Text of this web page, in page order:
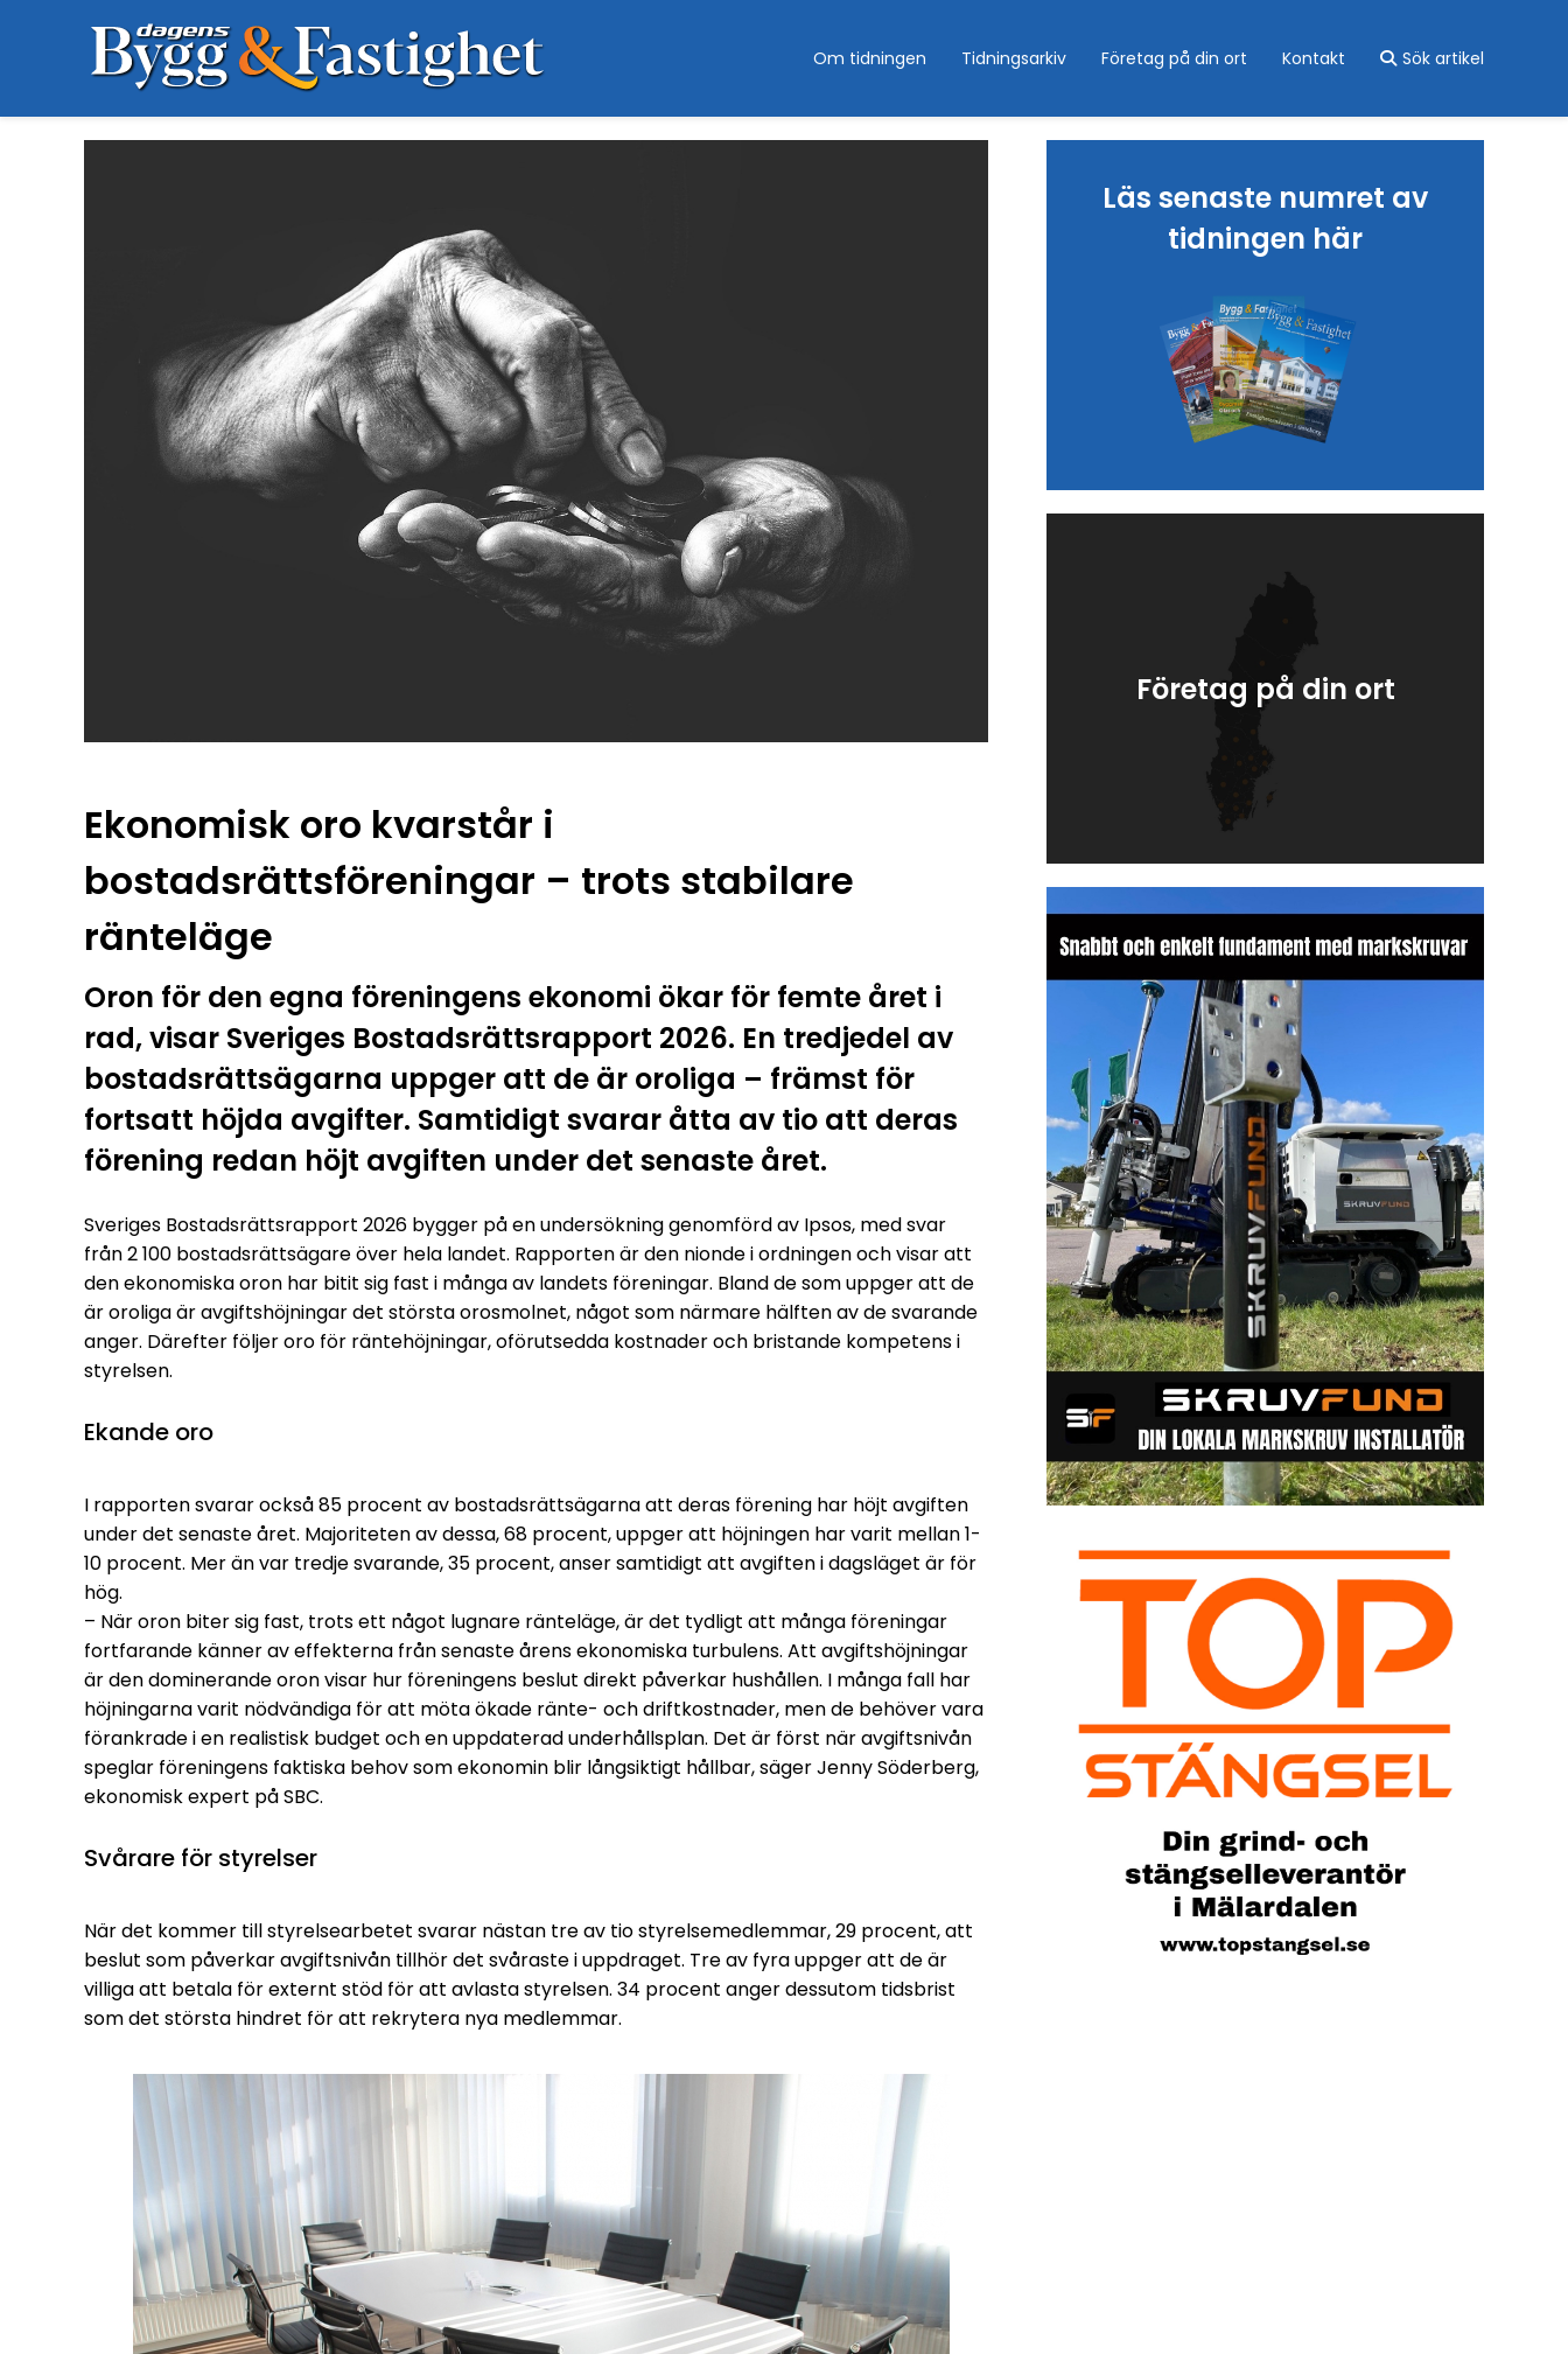
Om tidningen Tidningsarkiv Företag på din ort Kontakt Sök artikel
Ekonomisk oro kvarstår i
bostadsrättsföreningar – trots stabilare
ränteläge
Oron för den egna föreningens ekonomi ökar för femte året i
rad, visar Sveriges Bostadsrättsrapport 2026. En tredjedel av
bostadsrättsägarna uppger att de är oroliga – främst för
fortsatt höjda avgifter. Samtidigt svarar åtta av tio att deras
förening redan höjt avgiften under det senaste året.
Sveriges Bostadsrättsrapport 2026 bygger på en undersökning genomförd av Ipsos, med svar
från 2 100 bostadsrättsägare över hela landet. Rapporten är den nionde i ordningen och visar att
den ekonomiska oron har bitit sig fast i många av landets föreningar. Bland de som uppger att de
är oroliga är avgiftshöjningar det största orosmolnet, något som närmare hälften av de svarande
anger. Därefter följer oro för räntehöjningar, oförutsedda kostnader och bristande kompetens i
styrelsen.
Ekande oro
I rapporten svarar också 85 procent av bostadsrättsägarna att deras förening har höjt avgiften
under det senaste året. Majoriteten av dessa, 68 procent, uppger att höjningen har varit mellan 1-
10 procent. Mer än var tredje svarande, 35 procent, anser samtidigt att avgiften i dagsläget är för
hög.
– När oron biter sig fast, trots ett något lugnare ränteläge, är det tydligt att många föreningar
fortfarande känner av effekterna från senaste årens ekonomiska turbulens. Att avgiftshöjningar
är den dominerande oron visar hur föreningens beslut direkt påverkar hushållen. I många fall har
höjningarna varit nödvändiga för att möta ökade ränte- och driftkostnader, men de behöver vara
förankrade i en realistisk budget och en uppdaterad underhållsplan. Det är först när avgiftsnivån
speglar föreningens faktiska behov som ekonomin blir långsiktigt hållbar, säger Jenny Söderberg,
ekonomisk expert på SBC.
Svårare för styrelser
När det kommer till styrelsearbetet svarar nästan tre av tio styrelsemedlemmar, 29 procent, att
beslut som påverkar avgiftsnivån tillhör det svåraste i uppdraget. Tre av fyra uppger att de är
villiga att betala för externt stöd för att avlasta styrelsen. 34 procent anger dessutom tidsbrist
som det största hindret för att rekrytera nya medlemmar.
Läs senaste numret av
tidningen här
Företag på din ort